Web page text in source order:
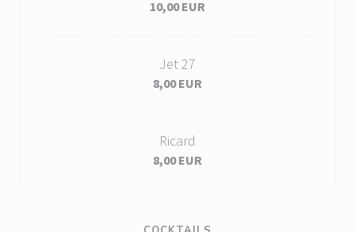
10,00 EUR
Jet 27
8,00 EUR
Ricard
8,00 EUR